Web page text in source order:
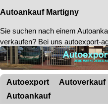
Autoankauf Martigny
Sie suchen nach einem
verkaufen? Bei uns autoexport-